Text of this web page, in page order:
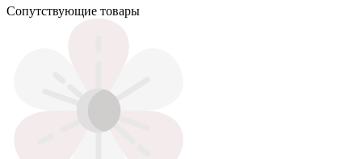
Сопутствующие товары